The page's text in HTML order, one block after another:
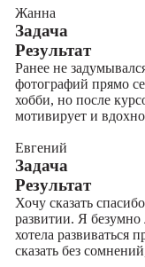
Жанна
Задача
Результат
Ранее не
фотографий прямо
хобби, но после
мотивирует и
Евгений
Задача
Результат
Хочу сказать
развитии. Я
хотела развиваться
сказать без